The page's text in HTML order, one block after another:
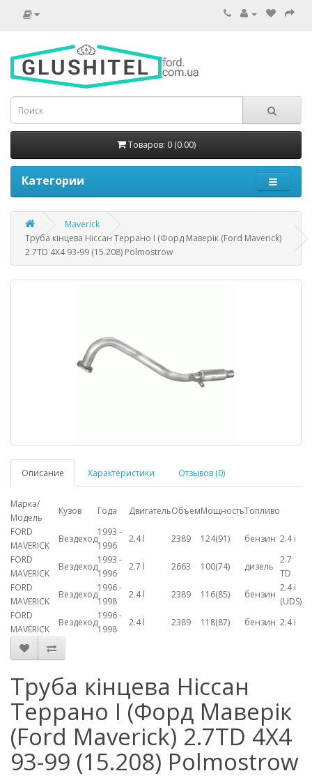
Товаров: 0 (0.00)
Категории
Maverick
Труба кінцева Ніссан Террано I (Форд Маверік (Ford Maverick)
2.7TD 4X4 93-99 (15.208) Polmostrow
Описание Характеристики Отзывов (0)
Марка/
Модель
Кузов Года ДвигательОбъемМощностьТопливо
FORD
MAVERICK
Вездеход
1993 -
1996
2.4 l 2389 124(91) бензин 2.4 i
FORD
MAVERICK
Вездеход
1993 -
1996
2.7 l 2663 100(74) дизель
2.7
TD
FORD
MAVERICK
Вездеход
1996 -
1998
2.4 l 2389 116(85) бензин
2.4 i
(UDS)
FORD
MAVERICK
Вездеход
1996 -
1998
2.4 l 2389 118(87) бензин 2.4 i
Труба кінцева Ніссан
Террано I (Форд Маверік
(Ford Maverick) 2.7TD 4X4
93-99 (15.208) Polmostrow